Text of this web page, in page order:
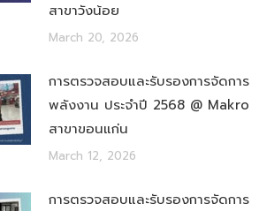
สาขาวังน้อย
March 20, 2026
การตรวจสอบและรับรองการจัดการ
พลังงาน ประจำปี 2568 @ Makro
สาขาขอนแก่น
March 12, 2026
การตรวจสอบและรับรองการจัดการ